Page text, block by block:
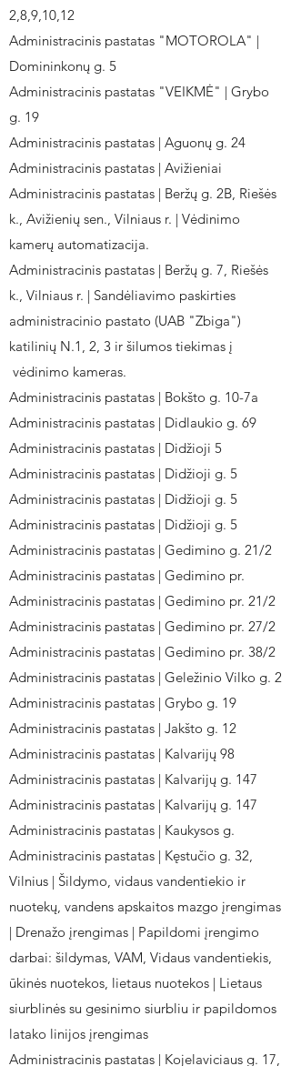
2,8,9,10,12
Administracinis pastatas "MOTOROLA" |
Domininkonų g. 5
Administracinis pastatas "VEIKMĖ" | Grybo
g. 19
Administracinis pastatas | Aguonų g. 24
Administracinis pastatas | Avižieniai
Administracinis pastatas | Beržų g. 2B, Riešės
k., Avižienių sen., Vilniaus r. | Vėdinimo
kamerų automatizacija.
Administracinis pastatas | Beržų g. 7, Riešės
k., Vilniaus r. | Sandėliavimo paskirties
administracinio pastato (UAB "Zbiga")
katilinių N.1, 2, 3 ir šilumos tiekimas į
vėdinimo kameras.
Administracinis pastatas | Bokšto g. 10-7a
Administracinis pastatas | Didlaukio g. 69
Administracinis pastatas | Didžioji 5
Administracinis pastatas | Didžioji g. 5
Administracinis pastatas | Didžioji g. 5
Administracinis pastatas | Didžioji g. 5
Administracinis pastatas | Gedimino g. 21/2
Administracinis pastatas | Gedimino pr.
Administracinis pastatas | Gedimino pr. 21/2
Administracinis pastatas | Gedimino pr. 27/2
Administracinis pastatas | Gedimino pr. 38/2
Administracinis pastatas | Geležinio Vilko g. 2
Administracinis pastatas | Grybo g. 19
Administracinis pastatas | Jakšto g. 12
Administracinis pastatas | Kalvarijų 98
Administracinis pastatas | Kalvarijų g. 147
Administracinis pastatas | Kalvarijų g. 147
Administracinis pastatas | Kaukysos g.
Administracinis pastatas | Kęstučio g. 32,
Vilnius | Šildymo, vidaus vandentiekio ir
nuotekų, vandens apskaitos mazgo įrengimas
| Drenažo įrengimas | Papildomi įrengimo
darbai: šildymas, VAM, Vidaus vandentiekis,
ūkinės nuotekos, lietaus nuotekos | Lietaus
siurblinės su gesinimo siurbliu ir papildomos
latako linijos įrengimas
Administracinis pastatas | Kojelaviciaus g. 17,